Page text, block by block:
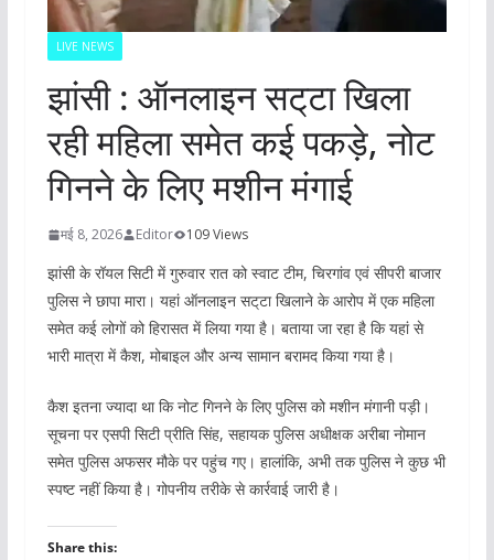
LIVE NEWS
झांसी : ऑनलाइन सट्‌टा खिला
रही महिला समेत कई पकड़े, नोट
गिनने के लिए मशीन मंगाई
मई 8, 2026 Editor 109 Views
झांसी के रॉयल सिटी में गुरुवार रात को स्वाट टीम, चिरगांव एवं सीपरी बाजार
पुलिस ने छापा मारा। यहां ऑनलाइन सट्‌टा खिलाने के आरोप में एक महिला
समेत कई लोगों को हिरासत में लिया गया है। बताया जा रहा है कि यहां से
भारी मात्रा में कैश, मोबाइल और अन्य सामान बरामद किया गया है।
कैश इतना ज्यादा था कि नोट गिनने के लिए पुलिस को मशीन मंगानी पड़ी।
सूचना पर एसपी सिटी प्रीति सिंह, सहायक पुलिस अधीक्षक अरीबा नोमान
समेत पुलिस अफसर मौके पर पहुंच गए। हालांकि, अभी तक पुलिस ने कुछ भी
स्पष्ट नहीं किया है। गोपनीय तरीके से कार्रवाई जारी है।
Share this: